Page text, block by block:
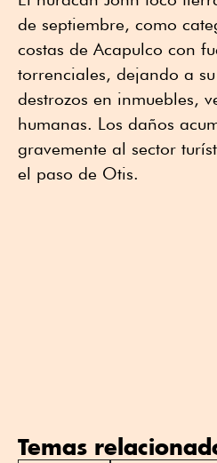
de septiembre, como
costas de Acapulco con
torrenciales, dejando a
destrozos en inmuebles,
humanas. Los daños
gravemente al sector
el paso de Otis.
Temas